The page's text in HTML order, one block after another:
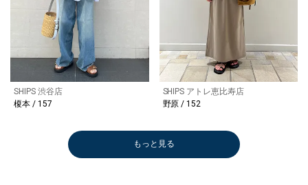
SHIPS 渋谷店
榎本 / 157
SHIPS アトレ恵比寿店
野原 / 152
もっと見る